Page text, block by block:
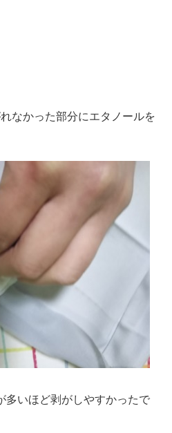
なかった部分にエタノールを
多いほど剥がしやすかったで